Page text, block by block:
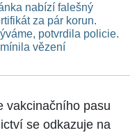
nabízí falešný
za pár korun.
potvrdila policie.
vězení
vakcinačního pasu
se odkazuje na